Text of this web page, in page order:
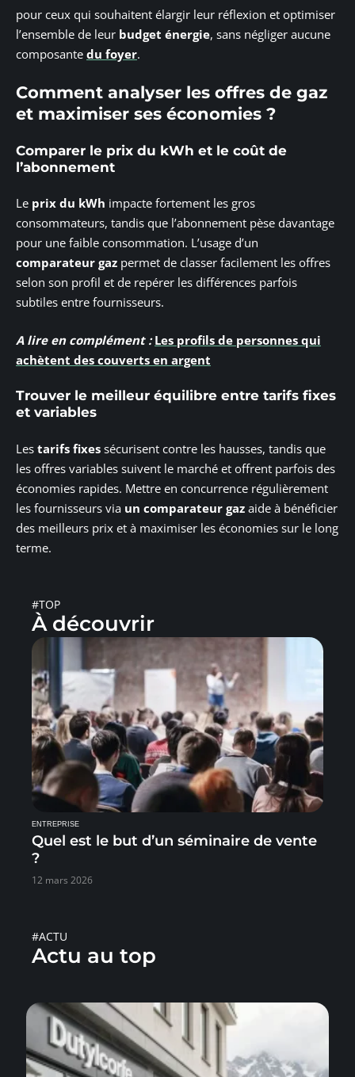
pour ceux qui souhaitent élargir leur réflexion et optimiser
l’ensemble de leur budget énergie, sans négliger aucune
composante du foyer.
Comment analyser les offres de gaz
et maximiser ses économies ?
Comparer le prix du kWh et le coût de
l’abonnement
Le prix du kWh impacte fortement les gros
consommateurs, tandis que l’abonnement pèse davantage
pour une faible consommation. L’usage d’un
comparateur gaz permet de classer facilement les offres
selon son profil et de repérer les différences parfois
subtiles entre fournisseurs.
A lire en complément : Les profils de personnes qui
achètent des couverts en argent
Trouver le meilleur équilibre entre tarifs fixes
et variables
Les tarifs fixes sécurisent contre les hausses, tandis que
les offres variables suivent le marché et offrent parfois des
économies rapides. Mettre en concurrence régulièrement
les fournisseurs via un comparateur gaz aide à bénéficier
des meilleurs prix et à maximiser les économies sur le long
terme.
#TOP
À découvrir
ENTREPRISE
Quel est le but d’un séminaire de vente
?
12 mars 2026
#ACTU
Actu au top